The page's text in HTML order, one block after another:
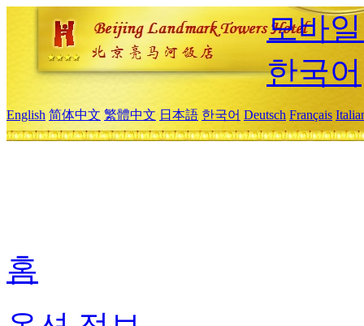
모바
한국어
English 简体中文 繁體中文 日本語 한국어 Deutsch Français
홈